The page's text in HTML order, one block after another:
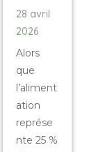
28 avril
2026
Alors
que
l’aliment
ation
représe
nte 25 %